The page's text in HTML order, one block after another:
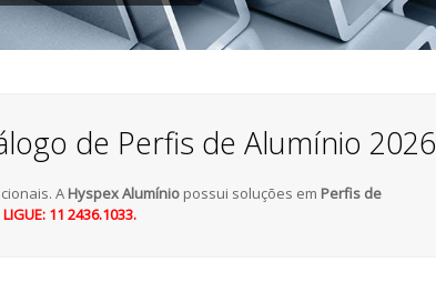
de Perfis de Alumínio 2026
A Hyspex Alumínio possui soluções em Perfis de
LIGUE: 11 2436.1033.